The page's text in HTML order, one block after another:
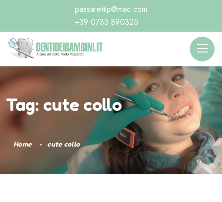
passarettip@mac.com
+39 0733 890325
Tag: cute collo
Home cute collo